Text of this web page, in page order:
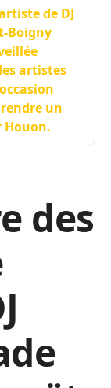
de DJ
Boigny
artistes
un
Houon.
des